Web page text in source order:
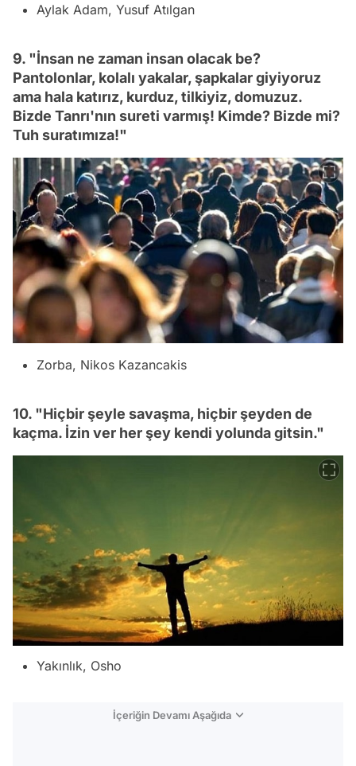
Aylak Adam, Yusuf Atılgan
9. "İnsan ne zaman insan olacak be?
Pantolonlar, kolalı yakalar, şapkalar giyiyoruz
ama hala katırız, kurduz, tilkiyiz, domuzuz.
Bizde Tanrı'nın sureti varmış! Kimde? Bizde mi?
Tuh suratımıza!"
Zorba, Nikos Kazancakis
10. "Hiçbir şeyle savaşma, hiçbir şeyden de
kaçma. İzin ver her şey kendi yolunda gitsin."
Yakınlık, Osho
İçeriğin Devamı Aşağıda